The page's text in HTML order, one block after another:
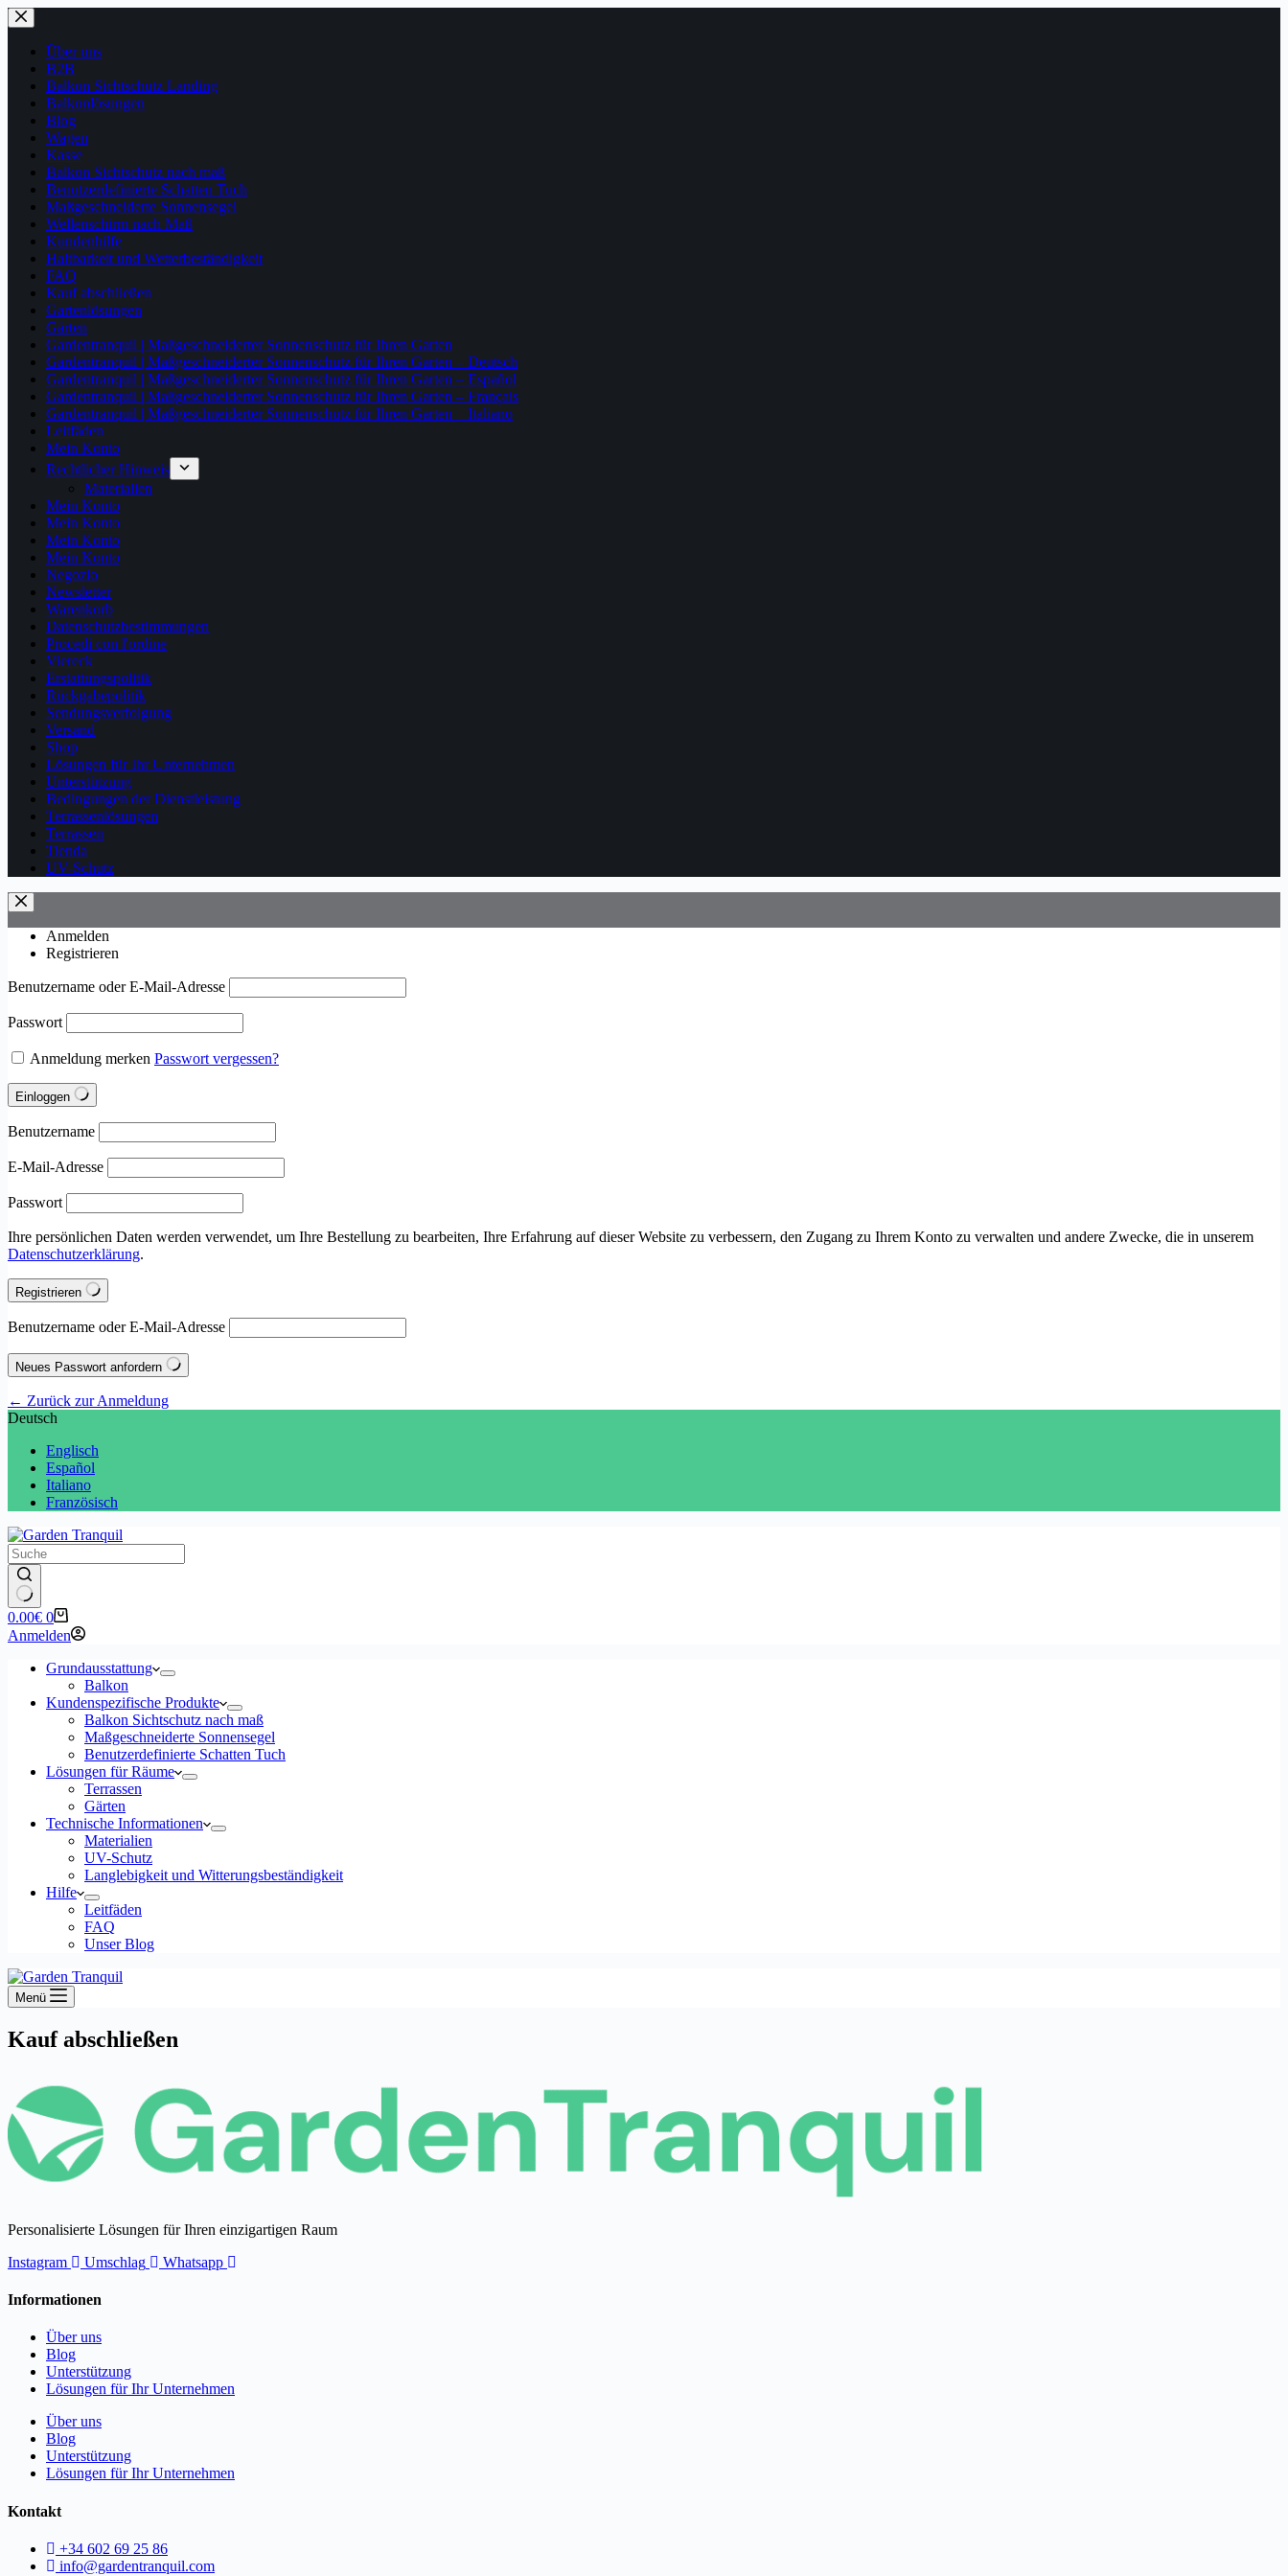
Zum
Inhalt
springenÜber uns
B2B
Balkon Sichtschutz Landing
Balkonlösungen
Blog
Wagen
Kasse
Balkon Sichtschutz nach maß
Benutzerdefinierte Schatten Tuch
Maßgeschneiderte Sonnensegel
Wellenschirm nach Maß
Kundenhilfe
Haltbarkeit und Wetterbeständigkeit
FAQ
Kauf abschließen
Gartenlösungen
Gärten
Gardentranquil | Maßgeschneiderter Sonnenschutz für Ihren Garten
Gardentranquil | Maßgeschneiderter Sonnenschutz für Ihren Garten – Deutsch
Gardentranquil | Maßgeschneiderter Sonnenschutz für Ihren Garten – Español
Gardentranquil | Maßgeschneiderter Sonnenschutz für Ihren Garten – Français
Gardentranquil | Maßgeschneiderter Sonnenschutz für Ihren Garten – Italiano
Leitfäden
Mein Konto
Rechtlicher Hinweis
Materialien
Mein Konto
Mein Konto
Mein Konto
Mein Konto
Negozio
Newsletter
Warenkorb
Datenschutzbestimmungen
Procedi con l'ordine
Viereck
Erstattungspolitik
Rückgabepolitik
Sendungsverfolgung
Versand
Shop
Lösungen für Ihr Unternehmen
Unterstützung
Bedingungen der Dienstleistung
Terrassenlösungen
Terrassen
Tienda
UV-Schutz
Anmelden
Registrieren
Benutzername oder E-Mail-Adresse
Passwort
Anmeldung merken Passwort vergessen?
Einloggen
Benutzername
E-Mail-Adresse
Passwort
Ihre persönlichen Daten werden verwendet, um Ihre Bestellung zu bearbeiten, Ihre Erfahrung auf dieser Website zu verbessern, den Zugang zu Ihrem Konto zu verwalten und andere Zwecke, die in unserem
Datenschutzerklärung.
Registrieren
Benutzername oder E-Mail-Adresse
Neues Passwort anfordern
← Zurück zur Anmeldung
Deutsch
Englisch
Español
Italiano
Französisch
Warenkorb
0.00€ 0
Anmelden
Grundausstattung
Balkon
Kundenspezifische Produkte
Balkon Sichtschutz nach maß
Maßgeschneiderte Sonnensegel
Benutzerdefinierte Schatten Tuch
Lösungen für Räume
Terrassen
Gärten
Technische Informationen
Materialien
UV-Schutz
Langlebigkeit und Witterungsbeständigkeit
Hilfe
Leitfäden
FAQ
Unser Blog
Menü
Kauf abschließen
Personalisierte Lösungen für Ihren einzigartigen Raum
Instagram
Umschlag Whatsapp
Informationen
Über uns
Blog
Unterstützung
Lösungen für Ihr Unternehmen
Über uns
Blog
Unterstützung
Lösungen für Ihr Unternehmen
Kontakt
+34 602 69 25 86
info@gardentranquil.com